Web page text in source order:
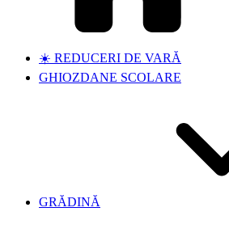
☀️ REDUCERI DE VARĂ
GHIOZDANE SCOLARE
GRĂDINĂ